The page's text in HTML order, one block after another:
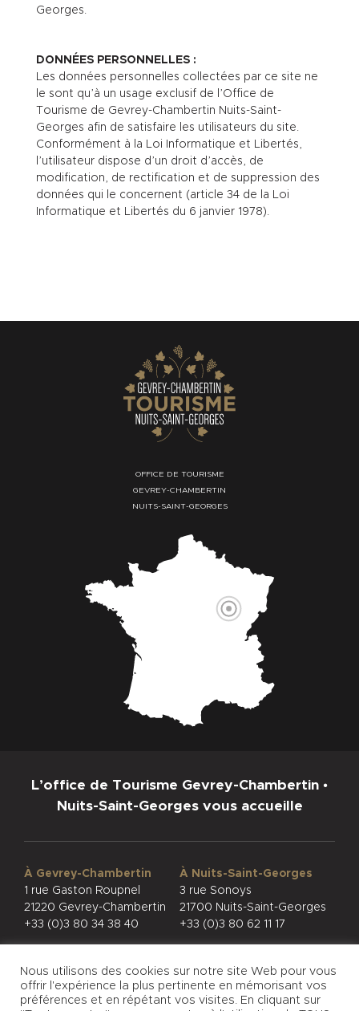
Georges.
DONNÉES PERSONNELLES :
Les données personnelles collectées par ce site ne
le sont qu’à un usage exclusif de l’Office de
Tourisme de Gevrey-Chambertin Nuits-Saint-
Georges afin de satisfaire les utilisateurs du site.
Conformément à la Loi Informatique et Libertés,
l’utilisateur dispose d’un droit d’accès, de
modification, de rectification et de suppression des
données qui le concernent (article 34 de la Loi
Informatique et Libertés du 6 janvier 1978).
OFFICE DE TOURISME
GEVREY-CHAMBERTIN
NUITS-SAINT-GEORGES
L’office de Tourisme Gevrey-Chambertin •
Nuits-Saint-Georges vous accueille
À Gevrey-Chambertin
1 rue Gaston Roupnel
21220 Gevrey-Chambertin
+33 (0)3 80 34 38 40
À Nuits-Saint-Georges
3 rue Sonoys
21700 Nuits-Saint-Georges
+33 (0)3 80 62 11 17
Nous utilisons des cookies sur notre site Web pour vous
offrir l'expérience la plus pertinente en mémorisant vos
préférences et en répétant vos visites. En cliquant sur